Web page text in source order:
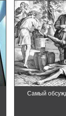
Самый